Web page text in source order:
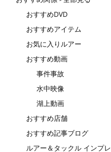
おすすめDVD
おすすめアイテム
お気に入りルアー
おすすめ動画
事件事故
水中映像
湖上動画
おすすめ店舗
おすすめ記事ブログ
ルアー＆タックル インプレ